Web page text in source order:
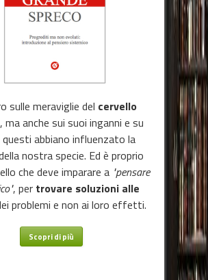
sulle meraviglie del cervello
, ma anche sui suoi inganni e su
abbiano influenzato la
nostra specie. Ed è proprio
che deve imparare a "pensare
, per trovare soluzioni alle
problemi e non ai loro effetti.
Scopri di più